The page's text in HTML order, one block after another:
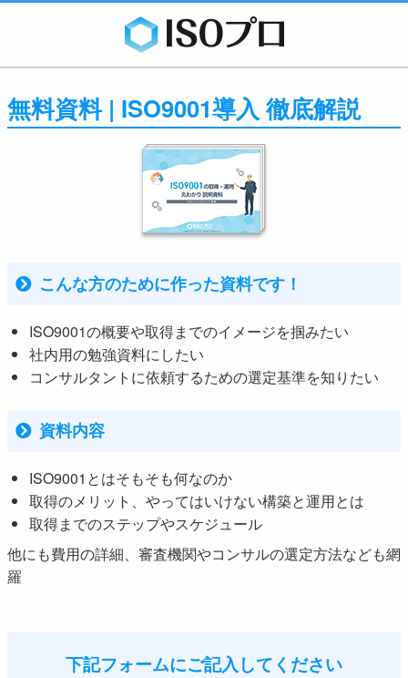
無料資料 | ISO9001導入 徹底解説
こんな方のために作った資料です！
ISO9001の概要や取得までのイメージを掴みたい
社内用の勉強資料にしたい
コンサルタントに依頼するための選定基準を知りたい
資料内容
ISO9001とはそもそも何なのか
取得のメリット、やってはいけない構築と運用とは
取得までのステップやスケジュール
他にも費用の詳細、審査機関やコンサルの選定方法なども網
羅
下記フォームにご記入してください